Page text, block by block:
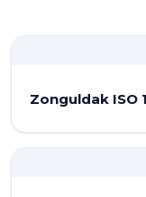
Zonguldak ISO